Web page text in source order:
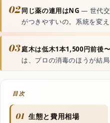
02同じ薬の連用はNG — 世代交
がつきやすいの。系統を変
03庭木は低木1本1,500円前後
は、プロの消毒のほうが結
目次
01 生態と費用相場